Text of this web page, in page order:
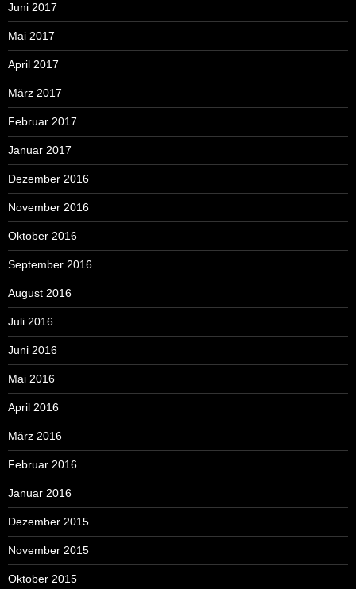
Juni 2017
Mai 2017
April 2017
März 2017
Februar 2017
Januar 2017
Dezember 2016
November 2016
Oktober 2016
September 2016
August 2016
Juli 2016
Juni 2016
Mai 2016
April 2016
März 2016
Februar 2016
Januar 2016
Dezember 2015
November 2015
Oktober 2015